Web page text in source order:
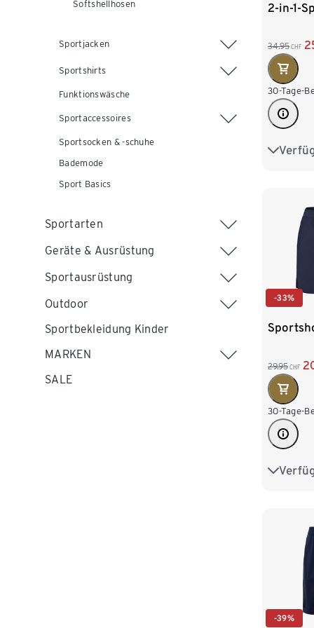
Softshellhosen
Sportjacken
Sportshirts
Funktionswäsche
Sportaccessoires
Sportsocken & -schuhe
Bademode
Sport Basics
Sportarten
Geräte & Ausrüstung
Sportausrüstung
Outdoor
Sportbekleidung Kinder
MARKEN
SALE
2-in-1-
34.95 CHF
30-Tage-
S 44/46
XXL
-33%
29.95 CHF
30-Tage-
S 44/46
XXL 60/
-39%